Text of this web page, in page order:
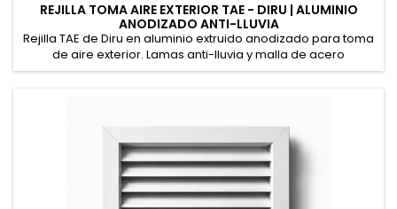
REJILLA TOMA AIRE EXTERIOR TAE - DIRU | ALUMINIO
ANODIZADO ANTI-LLUVIA
Rejilla TAE de Diru en aluminio extruido anodizado para toma
de aire exterior. Lamas anti-lluvia y malla de acero
galvanizado anti-pájaro. Lacable en cualquier color RAL bajo